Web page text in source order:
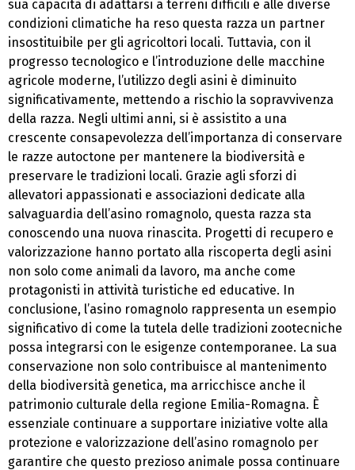
sua capacità di adattarsi a terreni difficili e alle diverse
condizioni climatiche ha reso questa razza un partner
insostituibile per gli agricoltori locali. Tuttavia, con il
progresso tecnologico e l’introduzione delle macchine
agricole moderne, l’utilizzo degli asini è diminuito
significativamente, mettendo a rischio la sopravvivenza
della razza. Negli ultimi anni, si è assistito a una
crescente consapevolezza dell’importanza di conservare
le razze autoctone per mantenere la biodiversità e
preservare le tradizioni locali. Grazie agli sforzi di
allevatori appassionati e associazioni dedicate alla
salvaguardia dell’asino romagnolo, questa razza sta
conoscendo una nuova rinascita. Progetti di recupero e
valorizzazione hanno portato alla riscoperta degli asini
non solo come animali da lavoro, ma anche come
protagonisti in attività turistiche ed educative. In
conclusione, l’asino romagnolo rappresenta un esempio
significativo di come la tutela delle tradizioni zootecniche
possa integrarsi con le esigenze contemporanee. La sua
conservazione non solo contribuisce al mantenimento
della biodiversità genetica, ma arricchisce anche il
patrimonio culturale della regione Emilia-Romagna. È
essenziale continuare a supportare iniziative volte alla
protezione e valorizzazione dell’asino romagnolo per
garantire che questo prezioso animale possa continuare